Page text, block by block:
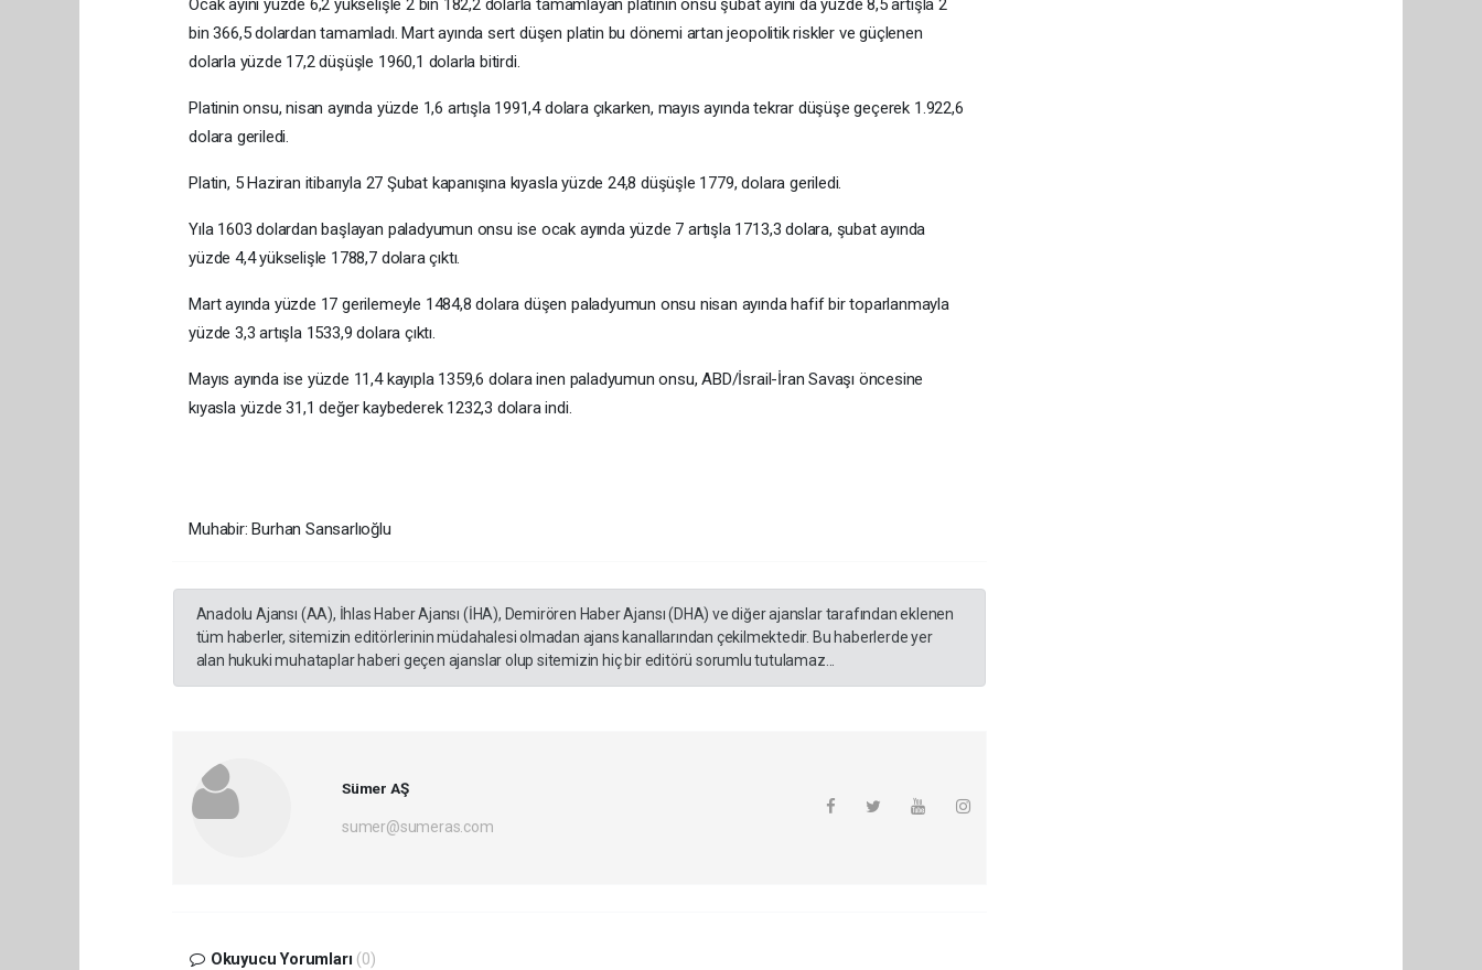
Ocak ayını yüzde 6,2 yükselişle 2 bin 182,2 dolarla tamamlayan platinin onsu şubat ayını da yüzde 8,5 artışla 2
bin 366,5 dolardan tamamladı. Mart ayında sert düşen platin bu dönemi artan jeopolitik riskler ve güçlenen
dolarla yüzde 17,2 düşüşle 1960,1 dolarla bitirdi.
Platinin onsu, nisan ayında yüzde 1,6 artışla 1991,4 dolara çıkarken, mayıs ayında tekrar düşüşe geçerek 1.922,6
dolara geriledi.
Platin, 5 Haziran itibarıyla 27 Şubat kapanışına kıyasla yüzde 24,8 düşüşle 1779, dolara geriledi.
Yıla 1603 dolardan başlayan paladyumun onsu ise ocak ayında yüzde 7 artışla 1713,3 dolara, şubat ayında
yüzde 4,4 yükselişle 1788,7 dolara çıktı.
Mart ayında yüzde 17 gerilemeyle 1484,8 dolara düşen paladyumun onsu nisan ayında hafif bir toparlanmayla
yüzde 3,3 artışla 1533,9 dolara çıktı.
Mayıs ayında ise yüzde 11,4 kayıpla 1359,6 dolara inen paladyumun onsu, ABD/İsrail-İran Savaşı öncesine
kıyasla yüzde 31,1 değer kaybederek 1232,3 dolara indi.
Muhabir: Burhan Sansarlıoğlu
Anadolu Ajansı (AA), İhlas Haber Ajansı (İHA), Demirören Haber Ajansı (DHA) ve diğer ajanslar tarafından eklenen
tüm haberler, sitemizin editörlerinin müdahalesi olmadan ajans kanallarından çekilmektedir. Bu haberlerde yer
alan hukuki muhataplar haberi geçen ajanslar olup sitemizin hiç bir editörü sorumlu tutulamaz...
Sümer AŞ
sumer@sumeras.com
Okuyucu Yorumları (0)